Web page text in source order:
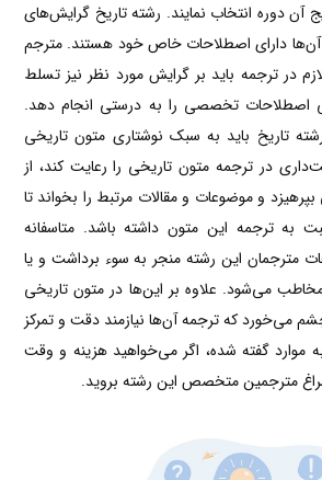
آن دوره انتخاب نمایند. رشته‌ تاریخ گرایش‌های
آن‌ها دارای اصطلاحات خاص خود هستند. مترجم
در ترجمه باید بر گرایش مورد نظر نیز تسلط
اصطلاحات تخصصی را به درستی انجام دهد.
تاریخ باید به سبک نوشتاری متون تاریخی
در ترجمه متون تاریخی را رعایت کند، از
و موضوعات و مقالات مرتبط را بخواند تا
به ترجمه این متون داشته باشد. متاسفانه
مترجمان این رشته منجر به سوء برداشت و یا
مخاطب می‌شود. علاوه بر این‌ها در متون تاریخی
می‌خورد که ترجمه آن‌ها نیازمند دقت و تمرکز
موارد گفته شده، اگر می‌خواهید هزینه و وقت
مترجمین متخصص این رشته بروید.